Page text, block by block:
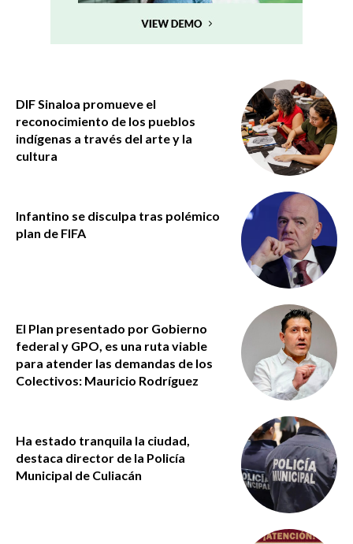
DIF Sinaloa promueve el
reconocimiento de los pueblos
indígenas a través del arte y la
cultura
Infantino se disculpa tras polémico
plan de FIFA
El Plan presentado por Gobierno
federal y GPO, es una ruta viable
para atender las demandas de los
Colectivos: Mauricio Rodríguez
Ha estado tranquila la ciudad,
destaca director de la Policía
Municipal de Culiacán